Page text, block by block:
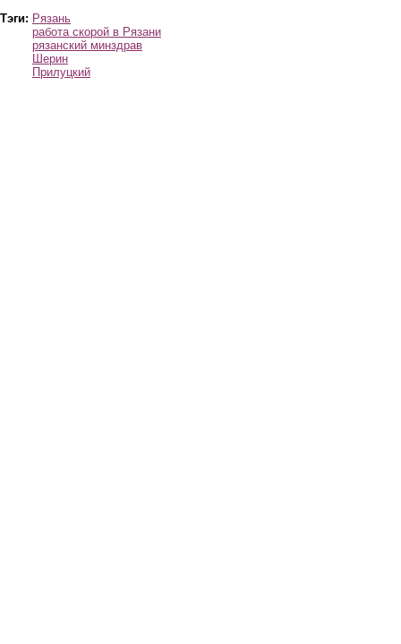
Тэги: Рязань
работа скорой в Рязани
рязанский минздрав
Шерин
Прилуцкий